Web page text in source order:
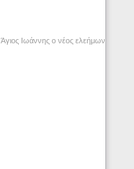
Άγιος Ιωάννης ο νέος ελεήμων